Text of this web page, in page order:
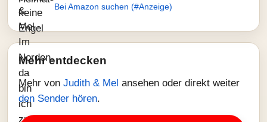
Bei Amazon suchen (#Anzeige)
Mehr entdecken
Mehr von Judith & Mel ansehen oder direkt weiter
den Sender hören.